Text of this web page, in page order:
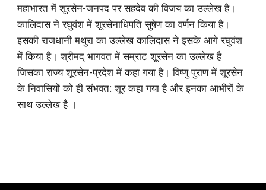
महाभारत में शूरसेन-जनपद पर सहदेव की विजय का उल्लेख है।
कालिदास ने रघुवंश में शूरसेनाधिपति सुषेण का वर्णन किया है।
इसकी राजधानी मथुरा का उल्लेख कालिदास ने इसके आगे रघुवंश
में किया है। श्रीमद् भागवत में सम्राट शूरसेन का उल्लेख है
जिसका राज्य शूरसेन-प्रदेश में कहा गया है। विष्णु पुराण में शूरसेन
के निवासियों को ही संभवत: शूर कहा गया है और इनका आभीरों के
साथ उल्लेख है ।